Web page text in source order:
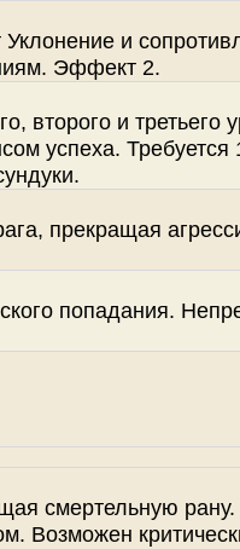
и
Эффект 2.
второго и третьего
успеха. Требуется
прекращая
попадания.
смертельную рану.
Возможен